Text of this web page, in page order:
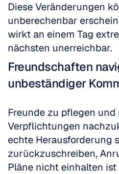
Diese Veränderungen
unberechenbar
wirkt an einem Tag
nächsten unerreichbar.
Freundschaften
unbeständiger
Freunde zu pflegen und
Verpflichtungen
echte Herausforderung
zurückzuschreiben,
Pläne nicht einhalten